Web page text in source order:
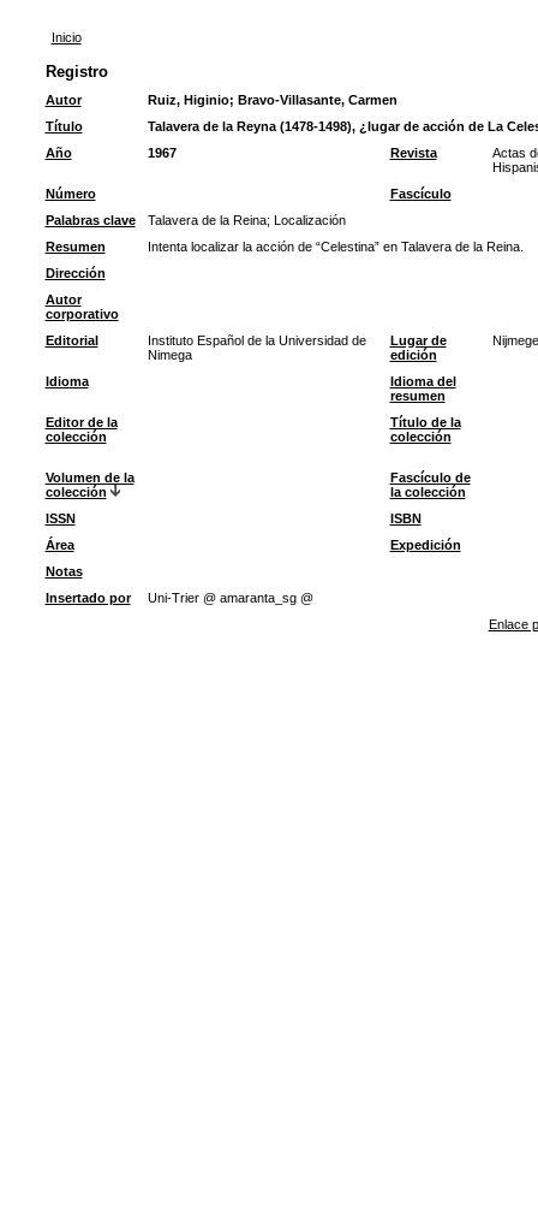
Inicio
Registro
Autor Ruiz, Higinio; Bravo-Villasante, Carmen
Título
Talavera de la Reyna (1478-1498), ¿lugar de acción de La
Año
1967 Revista
Actas
Número
Fascículo
Palabras clave
Talavera de la Reina; Localización
Resumen
Intenta localizar la acción de “Celestina” en Talavera de la Reina.
Dirección
Autor
corporativo
Editorial
Instituto Español de la Universidad de
Nimega
Lugar de
edición
Idioma
Idioma del
resumen
Editor de la
colección
Título de la
colección
Volumen de la
colección
Fascículo de
la colección
ISSN
ISBN
Área
Expedición
Notas
Insertado por
Uni-Trier @ amaranta_sg @
Enlace